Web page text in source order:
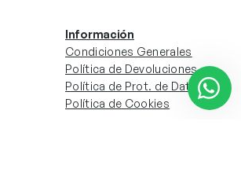
Información
Condiciones Generales
Política de Devoluciones
Política de Prot. de Datos
Política de Cookies